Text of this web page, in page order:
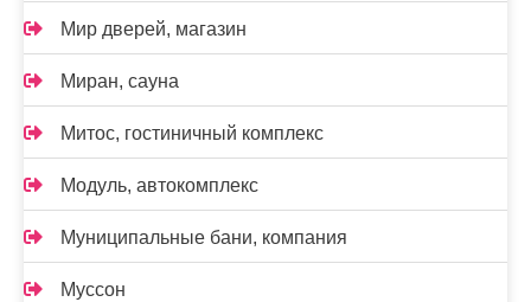
Мир дверей, магазин
Миран, сауна
Митос, гостиничный комплекс
Модуль, автокомплекс
Муниципальные бани, компания
Муссон